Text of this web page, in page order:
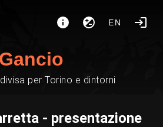
EN
Gancio
per Torino e dintorni
- presentazione